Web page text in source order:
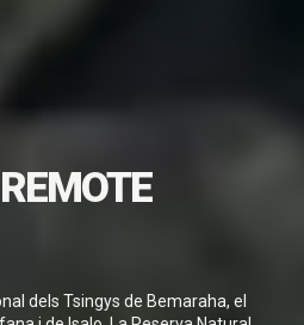
dels Tsingys de Bemaraha, el
TE PER
EN